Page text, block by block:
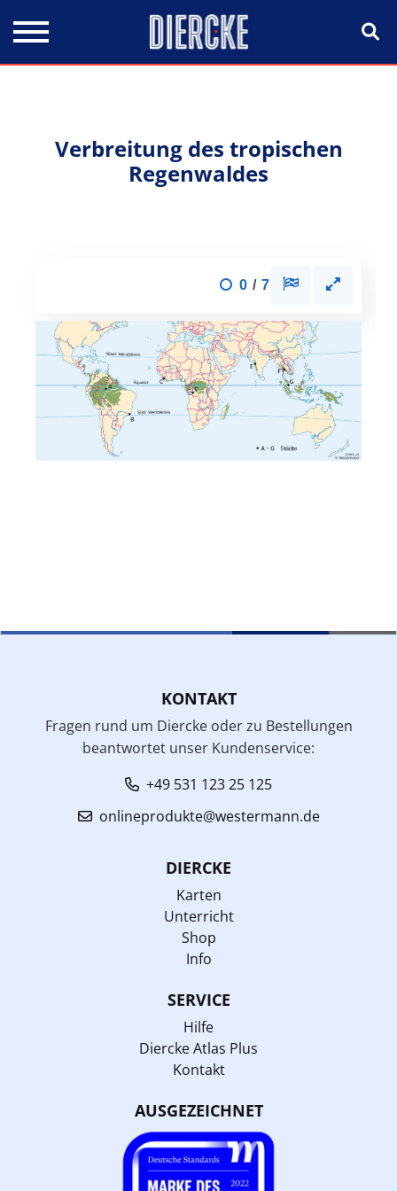
Verbreitung des tropischen
Regenwaldes
KONTAKT
Fragen rund um Diercke oder zu Bestellungen
beantwortet unser Kundenservice:
+49 531 123 25 125
onlineprodukte@westermann.de
DIERCKE
Karten
Unterricht
Shop
Info
SERVICE
Hilfe
Diercke Atlas Plus
Kontakt
AUSGEZEICHNET